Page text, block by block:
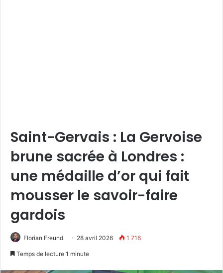
Saint-Gervais : La Gervoise
brune sacrée à Londres :
une médaille d’or qui fait
mousser le savoir-faire
gardois
Florian Freund 28 avril 2026 1 716
Temps de lecture 1 minute